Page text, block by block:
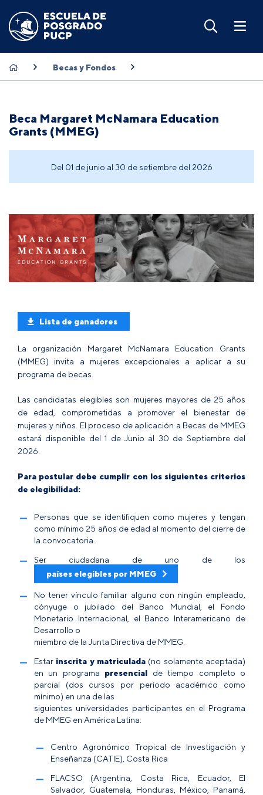
Becas y Fondos
Beca Margaret McNamara Education
Grants (MMEG)
Del 01 de junio al 30 de setiembre del 2026
Lista de ganadores
La organización Margaret McNamara Education Grants
(MMEG) invita a mujeres excepcionales a aplicar a su
programa de becas.
Las candidatas elegibles son mujeres mayores de 25 años
de edad, comprometidas a promover el bienestar de
mujeres y niños. El proceso de aplicación a Becas de MMEG
estará disponible del 1 de Junio al 30 de Septiembre del
2026.
Para postular debe cumplir con los siguientes criterios
de elegibilidad:
Personas que se identifiquen como mujeres y tengan
como mínimo 25 años de edad al momento del cierre de
la convocatoria.
Ser ciudadana de uno de los
países elegibles por MMEG
No tener vínculo familiar alguno con ningún empleado,
cónyuge o jubilado del Banco Mundial, el Fondo
Monetario Internacional, el Banco Interamericano de
Desarrollo o
miembro de la Junta Directiva de MMEG.
Estar inscrita y matriculada (no solamente aceptada)
en un programa presencial de tiempo completo o
parcial (dos cursos por período académico como
mínimo) en una de las
siguientes universidades participantes en el Programa
de MMEG en América Latina:
Centro Agronómico Tropical de Investigación y
Enseñanza (CATIE), Costa Rica
FLACSO (Argentina, Costa Rica, Ecuador, El
Salvador, Guatemala, Honduras, México, Panamá,